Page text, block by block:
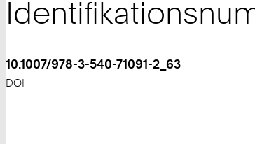
10.1007/978-3-540-71091-2_63
DOI